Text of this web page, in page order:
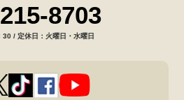
8703
/ 定休日：火曜日・水曜日